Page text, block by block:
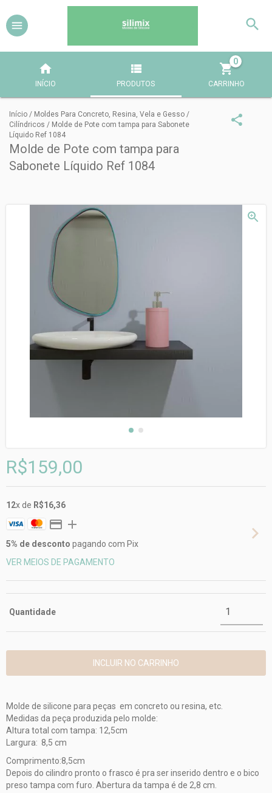
INÍCIO PRODUTOS CARRINHO
0
Início / Moldes Para Concreto, Resina, Vela e Gesso /
Cilíndricos / Molde de Pote com tampa para Sabonete
Líquido Ref 1084
Molde de Pote com tampa para
Sabonete Líquido Ref 1084
R$159,00
12x de R$16,36
5% de desconto pagando com Pix
VER MEIOS DE PAGAMENTO
Quantidade
Molde de silicone para peças em concreto ou resina, etc.
Medidas da peça produzida pelo molde:
Altura total com tampa: 12,5cm
Largura: 8,5 cm
Comprimento:8,5cm
Depois do cilindro pronto o frasco é pra ser inserido dentro e o bico
preso tampa com furo. Abertura da tampa é de 2,8 cm.